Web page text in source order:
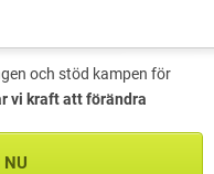
och stöd kampen för
vi kraft att förändra
NU